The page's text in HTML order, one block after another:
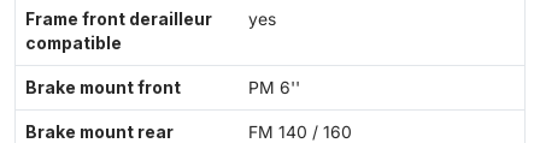
Frame front derailleur
compatible
yes
Brake mount front PM 6''
Brake mount rear FM 140 / 160